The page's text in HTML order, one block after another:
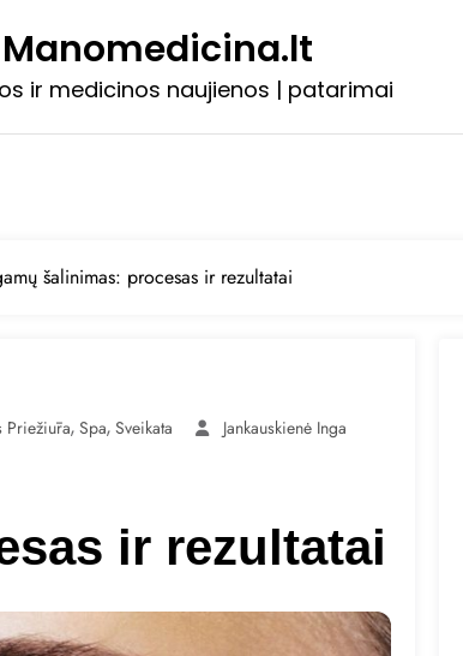
Manomedicina.lt
ir medicinos naujienos | patarimai
šalinimas: procesas ir rezultatai
Priežiūra, Spa, Sveikata
Jankauskienė Inga
ir rezultatai